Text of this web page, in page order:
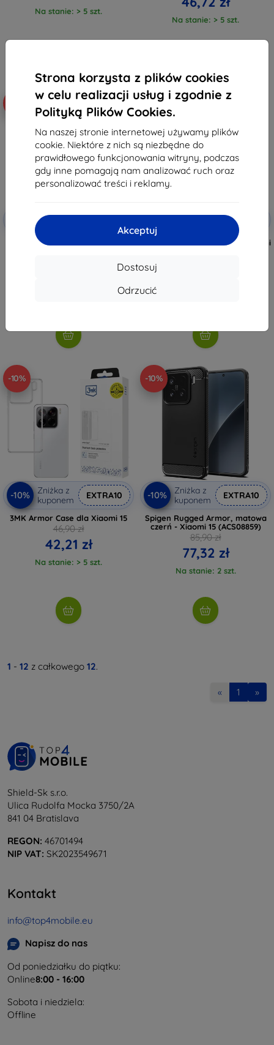
Strona korzysta z plików cookies
w celu realizacji usług i zgodnie z
Polityką Plików Cookies.
Na naszej stronie internetowej używamy plików
cookie. Niektóre z nich są niezbędne do
prawidłowego funkcjonowania witryny, podczas
gdy inne pomagają nam analizować ruch oraz
personalizować treści i reklamy.
Akceptuj
Dostosuj
Odrzucić
Na stanie: > 5 szt.
Na stanie: > 5 szt.
Zniżka z
kuponem
3MK Matt Case etui do Xiaomi 15
Ostatnia sztuka w magazynie
-10%
Zniżka z
EXTRA10
3MK przezroczyste etui do Xiaomi
-10%
-10%
Zniżka z
kuponem
EXTRA10
3MK Armor Case dla Xiaomi 15
46,90 zł
42,21 zł
Na stanie: > 5 szt.
-10%
-10%
Zniżka z
kuponem
EXTRA10
Spigen Rugged Armor, matowa
czerń - Xiaomi 15 (ACS08859)
85,90 zł
77,32 zł
Na stanie: 2 szt.
1 - 12 z całkowego 12.
« 1 »
Shield-Sk s.r.o.
Ulica Rudolfa Mocka 3750/2A
841 04 Bratislava
REGON: 46701494
NIP VAT: SK2023549671
Kontakt
info@top4mobile.eu
Napisz do nas
Od poniedziałku do piątku:
Online8:00 - 16:00
Sobota i niedziela:
Offline